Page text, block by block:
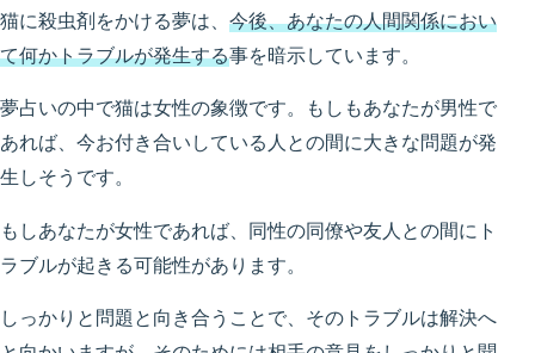
猫に殺虫剤をかける夢は、 今後、あなたの人間関係におい
て何かトラブルが発生する事を暗示しています。
夢占いの中で猫は女性の象徴です。もしもあなたが男性で
あれば、今お付き合いしている人との間に大きな問題が発
生しそうです。
もしあなたが女性であれば、同性の同僚や友人との間にト
ラブルが起きる可能性があります。
しっかりと問題と向き合うことで、そのトラブルは解決へ